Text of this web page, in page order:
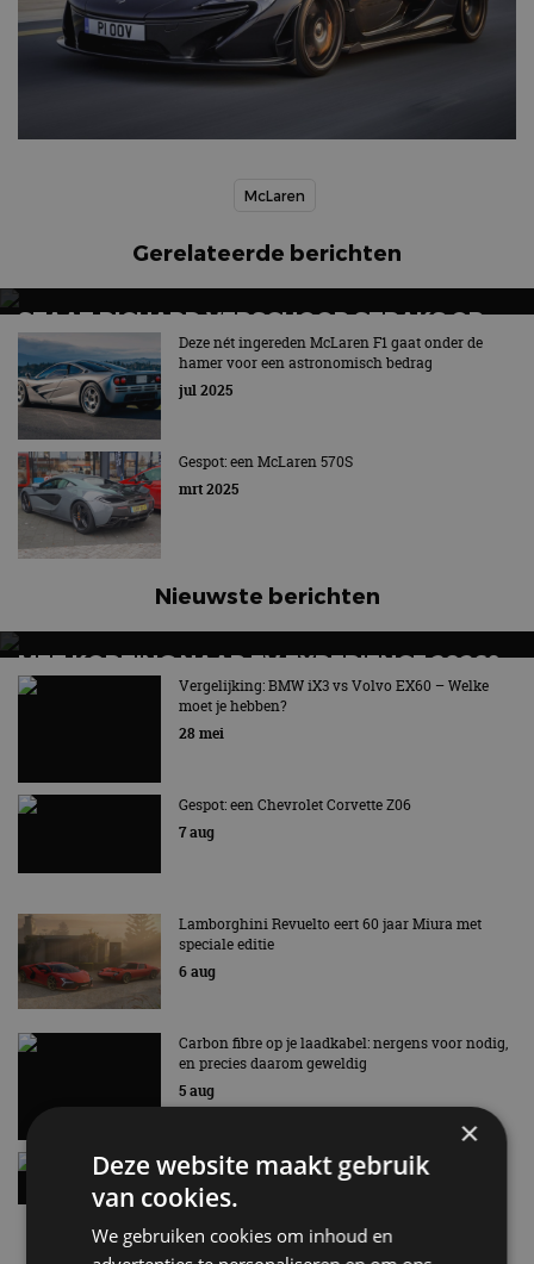
McLaren
Gerelateerde berichten
STAAT RICHARD VERSCHOOR STRAKS OP
HET F1-PODIUM?
Officieel onderdeel van McLaren
Deze nét ingereden McLaren F1 gaat onder de
hamer voor een astronomisch bedrag
jul 2025
Gespot: een McLaren 570S
mrt 2025
Nieuwste berichten
MET KORTING NAAR EV EXPERIENCE 2026?
AUTORAI REGELT HET!
EV Experience 2026 van 24 tot 26 september
Vergelijking: BMW iX3 vs Volvo EX60 – Welke
moet je hebben?
28 mei
Gespot: een Chevrolet Corvette Z06
7 aug
Lamborghini Revuelto eert 60 jaar Miura met
speciale editie
6 aug
Carbon fibre op je laadkabel: nergens voor nodig,
en precies daarom geweldig
5 aug
Hennessey Blackbird krijgt atmosferische V8 en
handbak: soms is eenvoud leuker
5 aug
×
Deze website maakt gebruik
van cookies.
We gebruiken cookies om inhoud en